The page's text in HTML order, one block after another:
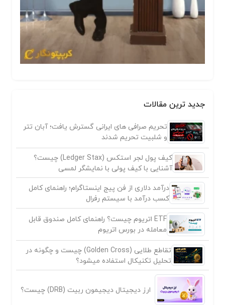
جدید ترین مقالات
تحریم صرافی های ایرانی گسترش یافت؛ آبان تتر
و شلبیت تحریم شدند
کیف پول لجر استکس (Ledger Stax) چیست؟
آشنایی با کیف پولی با نمایشگر لمسی
درآمد دلاری از فن پیج اینستاگرام؛ راهنمای کامل
کسب درآمد با سیستم رفرال
ETF اتریوم چیست؟ راهنمای کامل صندوق قابل
معامله در بورس اتریوم
تقاطع طلایی (Golden Cross) چیست و چگونه در
تحلیل تکنیکال استفاده میشود؟
ارز دیجیتال دیجیمون ربیت (DRB) چیست؟